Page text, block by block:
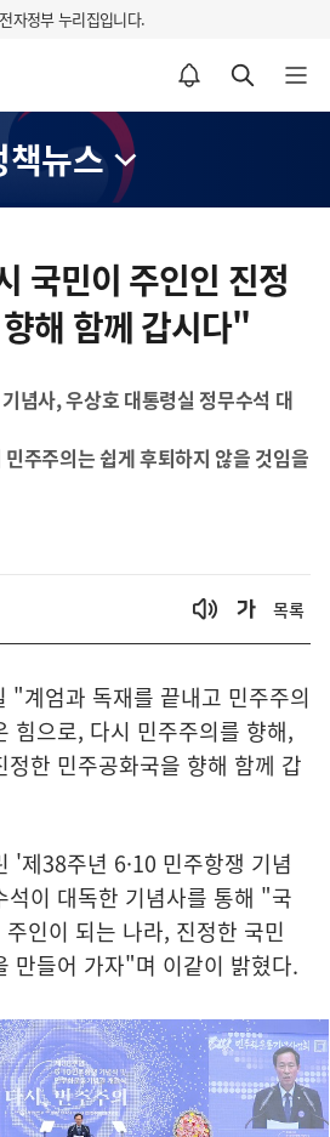
자정부 누리집입니다.
알림설정 바로가기 검색 바로가기 메뉴 열기
책뉴스
국민이 주인인 진정
해 함께 갑시다"
념사, 우상호 대통령실 정무수석 대
주주의는 쉽게 후퇴하지 않을 것임을
목록
"계엄과 독재를 끝내고 민주주의
힘으로, 다시 민주주의를 향해,
한 민주공화국을 향해 함께 갑
'제38주년 6·10 민주항쟁 기념
이 대독한 기념사를 통해 "국
인이 되는 나라, 진정한 국민
만들어 가자"며 이같이 밝혔다.